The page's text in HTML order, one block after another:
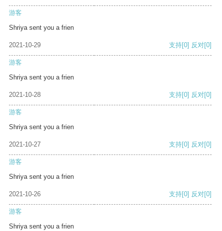
游客
Shriya sent you a frien
2021-10-29 支持[0] 反对[0]
游客
Shriya sent you a frien
2021-10-28 支持[0] 反对[0]
游客
Shriya sent you a frien
2021-10-27 支持[0] 反对[0]
游客
Shriya sent you a frien
2021-10-26 支持[0] 反对[0]
游客
Shriya sent you a frien